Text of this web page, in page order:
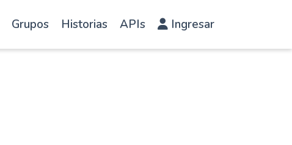
Grupos Historias APIs Ingresar